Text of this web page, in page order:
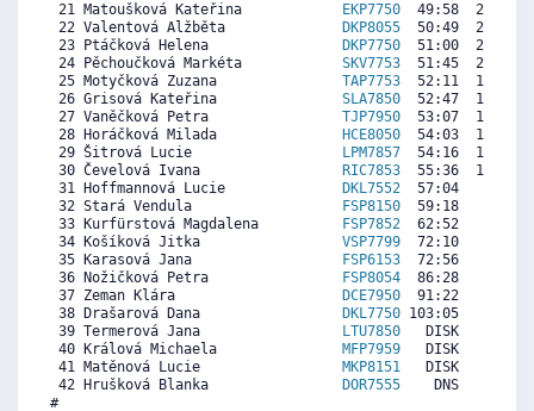
21 Matoušková Kateřina
EKP7750
49:58  2450
22 Valentová Alžběta
DKP8055
50:49  2254
23 Ptáčková Helena
DKP7750
51:00  2212
24 Pěchoučková Markéta SKV7753
51:45  2039
25 Motyčková Zuzana TAP7753
52:11  1939
26 Grisová Kateřina SLA7850
52:47  1801
27 Vaněčková Petra TJP7950
53:07  1725
28 Horáčková Milada
HCE8050
54:03  1510
29 Šitrová Lucie
LPM7857
54:16  1460
30 Čevelová Ivana
RIC7853
55:36  1153
31 Hoffmannová Lucie
DKL7552
57:04   816
32 Stará Vendula
FSP8150
59:18   302
33 Kurfürstová Magdalena
FSP7852
62:52     0
34 Košíková Jitka VSP7799
72:10     0
35 Karasová Jana
FSP6153
72:56     0
36 Nožičková Petra
FSP8054
86:28     0
37 Zeman Klára
DCE7950
91:22     0
38 Drašarová Dana
DKL7750 103:05     0
39 Termerová Jana
LTU7850
DISK     0
40 Králová Michaela MFP7959
DISK     0
41 Matěnová Lucie MKP8151
DISK     0
42 Hrušková Blanka
DOR7555
DNS     0